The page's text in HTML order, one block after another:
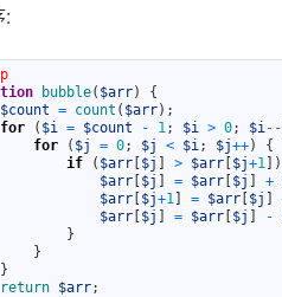
:
bubble( $arr)
{
$count = count ( $arr) ;
for
( $i = $count - 1; $i > 0; $i--
for
( $j = 0; $j < $i; $j++)
{
if
( $arr $j > $arr $j+1 )
$arr $j = $arr $j +
$arr $j+1 = $arr $j
$arr $j = $arr $j -
}
}
}
return $arr;